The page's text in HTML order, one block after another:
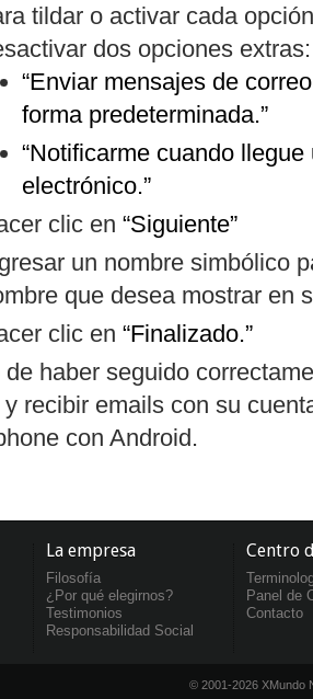
tildar o activar cada
dos opciones extras:
“Enviar mensajes de
forma predeterminada.”
“Notificarme cuando
electrónico.”
clic en “Siguiente”
un nombre simbólico
que desea mostrar en
clic en “Finalizado.”
de haber seguido
y recibir emails con su
con Android.
La empresa
Filosofía
¿Por qué elegirnos?
Testimonios
Responsabilidad Social
Centro
Panel de
Contacto
© 2001-2026 XMundo